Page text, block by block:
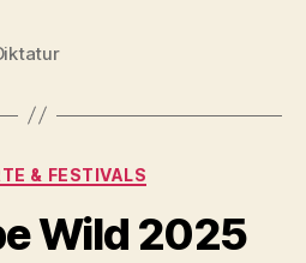
Kategorien
& FESTIVALS
Wild 2025